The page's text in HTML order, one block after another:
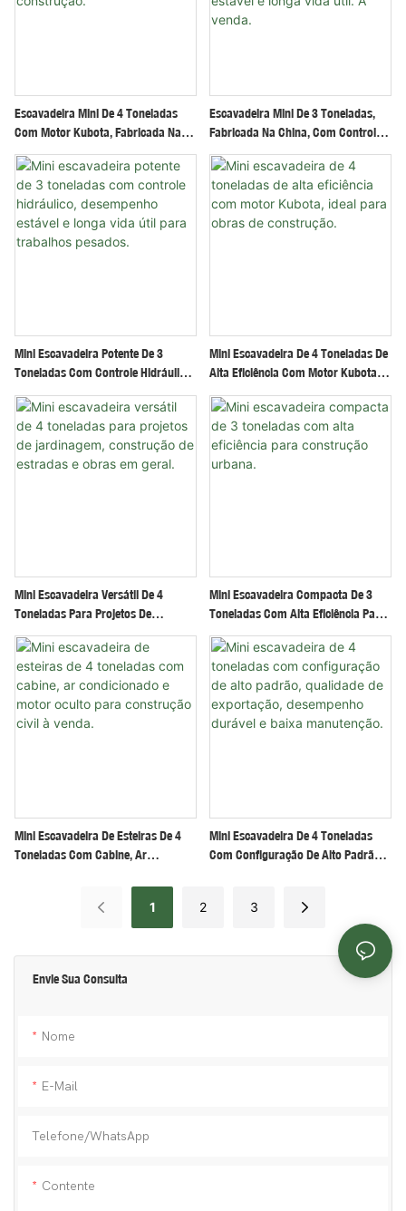
Envie Sua Consulta
Nome
E-Mail
Telefone/WhatsApp
Contente
Escavadeira Mini De 4 Toneladas
Com Motor Kubota, Fabricada Na
China, Adequada Para Obras De
Construção.
Escavadeira Mini De 3 Toneladas,
Fabricada Na China, Com Controle
Hidráulico, Desempenho Estável E
Longa Vida Útil. À Venda.
Mini Escavadeira Potente De 3
Toneladas Com Controle Hidráulico,
Desempenho Estável E Longa Vida
Útil Para Trabalhos Pesados.
Mini Escavadeira De 4 Toneladas De
Alta Eficiência Com Motor Kubota,
Ideal Para Obras De Construção.
Mini Escavadeira Versátil De 4
Toneladas Para Projetos De
Jardinagem, Construção De
Estradas E Obras Em Geral.
Mini Escavadeira Compacta De 3
Toneladas Com Alta Eficiência Para
Construção Urbana.
Mini Escavadeira De Esteiras De 4
Toneladas Com Cabine, Ar
Construção Civil À Venda.
Mini Escavadeira De 4 Toneladas
Com Configuração De Alto Padrão,
Manutenção.
1 2 3